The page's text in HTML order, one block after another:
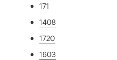
171
1408
1720
1603